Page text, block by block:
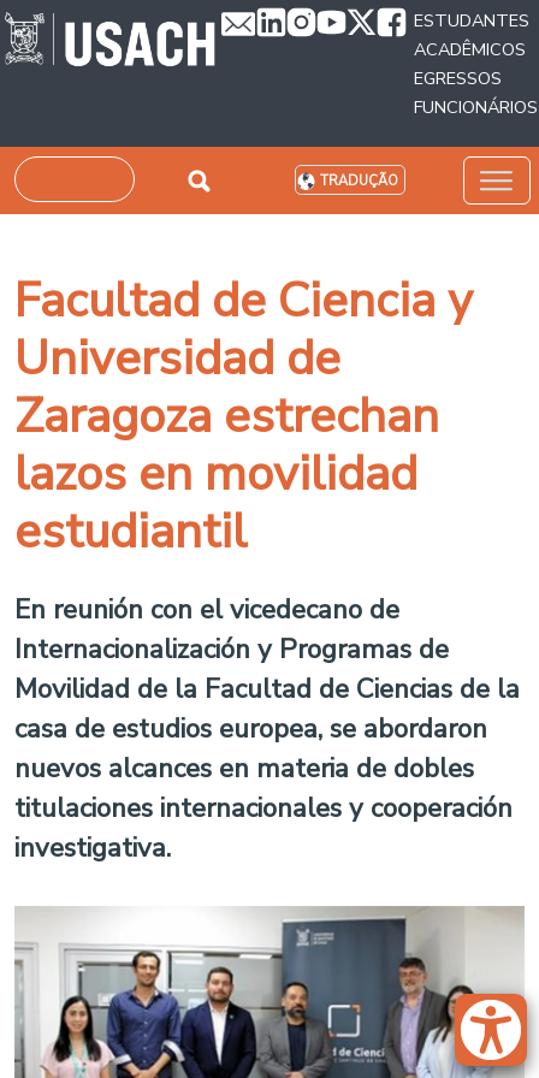
Passar para o conteúdo principal
ESTUDANTES
ACADÊMICOS
EGRESSOS
FUNCIONÁRIOS
Pesquisar TRADUÇÃO
Facultad de Ciencia y
Universidad de
Zaragoza estrechan
lazos en movilidad
estudiantil
En reunión con el vicedecano de
Internacionalización y Programas de
Movilidad de la Facultad de Ciencias de la
casa de estudios europea, se abordaron
nuevos alcances en materia de dobles
titulaciones internacionales y cooperación
investigativa.